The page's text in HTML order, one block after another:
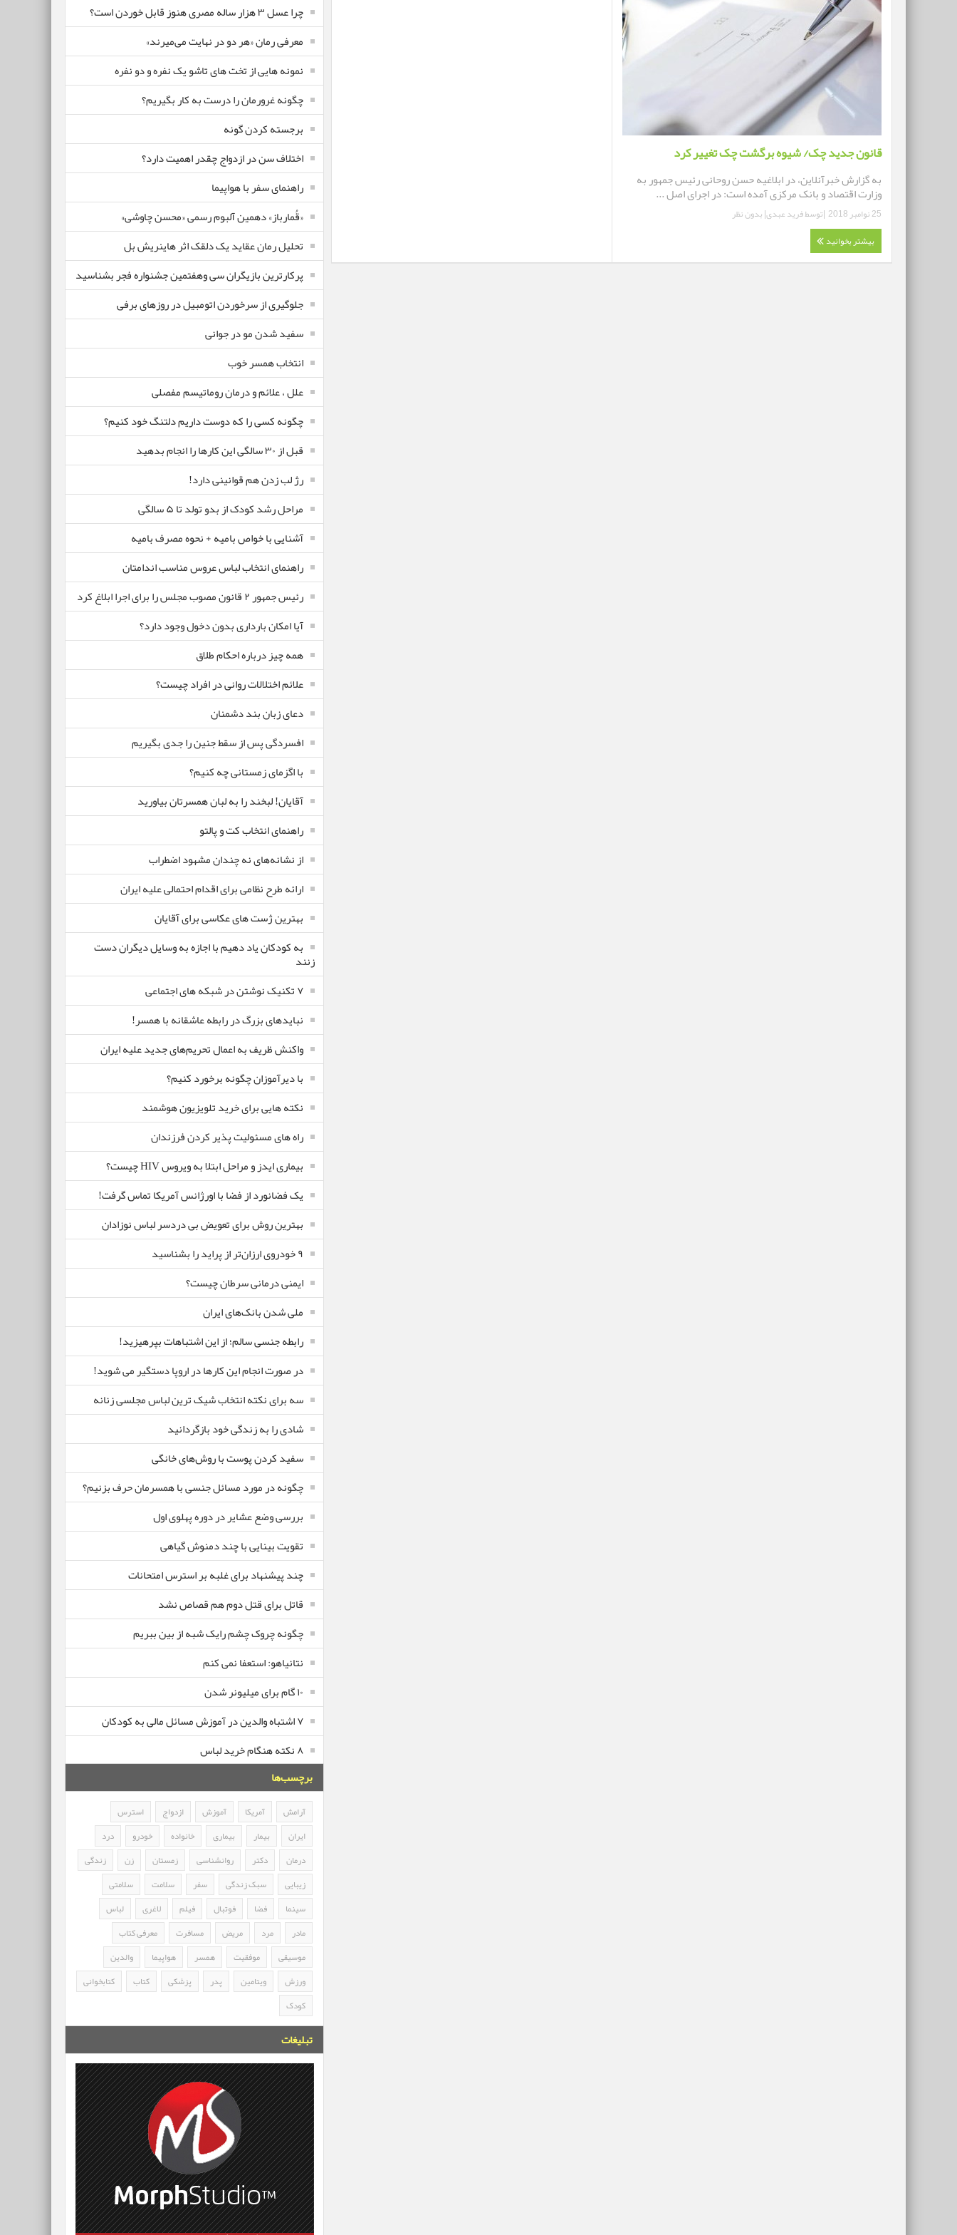
قانون جدید چک/ شیوه برگشت چک تغییر کرد
به گزارش خبرآنلاین، در ابلاغیه حسن روحانی رئیس جمهور به
وزارت اقتصاد و بانک مرکزی آمده است: در اجرای اصل ...
25 نوامبر 2018 |توسطفرید عبدی|بدون نظر
بیشتر بخوانید
چرا عسل ۳ هزار ساله‌ مصری هنوز قابل خوردن است؟
معرفی رمان «هر دو در نهایت می‌میرند»
نمونه هایی از تخت های تاشو یک نفره و دو نفره
چگونه غرورمان را درست به کار بگیریم؟
برجسته کردن گونه
اختلاف سن در ازدواج چقدر اهمیت دارد؟
راهنمای سفر با هواپیما
«قُمارباز» دهمین آلبوم رسمی «محسن چاوشی»
تحلیل رمان عقاید یک دلقک اثر هاینریش بل
پرکارترین بازیگران سی وهفتمین جشنواره فجر بشناسید
جلوگیری از سرخوردن اتومبیل در روزهای برفی
سفید شدن مو در جوانی
انتخاب همسر خوب
علل ، علائم و درمان روماتیسم مفصلی
چگونه کسی را که دوست داریم دلتنگ خود کنیم؟
قبل از ۳۰ سالگی این کارها را انجام بدهید
رژ لب زدن هم قوانینی دارد!
مراحل رشد کودک از بدو تولد تا ۵ سالگی
آشنایی با خواص بامیه + نحوه مصرف بامیه
راهنمای انتخاب لباس عروس مناسب اندامتان
رئیس جمهور ۲ قانون مصوب مجلس را برای اجرا ابلاغ کرد
آیا امکان بارداری بدون دخول وجود دارد؟
همه چیز درباره احکام طلاق
علائم اختلالات روانی در افراد چیست؟
دعای زبان بند دشمنان
افسردگی پس از سقط جنین را جدی بگیریم
با اگزمای زمستانی چه کنیم؟
آقایان! لبخند را به لبان همسرتان بیاورید
راهنمای انتخاب کت و پالتو
از نشانه‌های نه چندان مشهود اضطراب
ارائه طرح نظامی برای اقدام احتمالی علیه ایران
بهترین ژست های عکاسی برای آقایان
به کودکان یاد دهیم با اجازه به وسایل دیگران دست
زنند
۷ تکنیک نوشتن در شبکه های اجتماعی
نبایدهای بزرگ در رابطه عاشقانه با همسر!
واکنش ظریف به اعمال تحریم‌های جدید علیه ایران
با دیرآموزان چگونه برخورد کنیم؟
نکته هایی برای خرید تلویزیون هوشمند
راه های مسئولیت پذیر کردن فرزندان
بیماری ایدز و مراحل ابتلا به ویروس HIV چیست؟
یک فضانورد از فضا با اورژانس آمریکا تماس گرفت!
بهترین روش برای تعویض بی دردسر لباس نوزادان
٩ خودروی ارزان‌تر از پراید را بشناسید
ایمنی درمانی سرطان چیست؟
ملی شدن بانک‌های ایران
رابطه جنسی سالم؛ از این اشتباهات بپرهیزید!
در صورت انجام این کارها در اروپا دستگیر می شوید!
سه برای نکته انتخاب شیک ترین لباس مجلسی زنانه
شادی را به زندگی خود بازگردانید
سفید کردن پوست با روش‌های خانگی
چگونه در مورد مسائل جنسی با همسرمان حرف بزنیم؟
بررسی وضع عشایر در دوره پهلوی اول
تقویت بینایی با چند دمنوش گیاهی
چند پیشنهاد برای غلبه بر استرس امتحانات
قاتل برای قتل دوم هم قصاص نشد
چگونه چروک چشم رایک شبه از بین ببریم
نتانیاهو: استعفا نمی کنم
۱۰ گام برای میلیونر شدن
۷ اشتباه والدین در آموزش مسائل مالی به کودکان
۸ نکته هنگام خرید لباس
برچسب‌ها
آرامش آمریکا آموزش ازدواج
استرس
ایران
بیمار بیماری خانواده خودرو
درد
درمان
دکتر روانشناسی زمستان زن
زندگی
زیبایی
سبک زندگی سفر سلامت
سلامتی
سینما
فضا فوتبال فیلم لاغری
لباس
مادر
مرد مریض مسافرت
معرفی کتاب
موسیقی
موفقیت همسر هواپیما
والدین
ورزش
ویتامین پدر پزشکی کتاب
کتابخوانی
کودک
تبلیغات